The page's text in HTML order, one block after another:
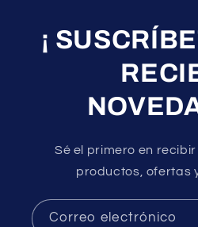
¡
Sé el primero en
productos, ofertas
Correo electrónico